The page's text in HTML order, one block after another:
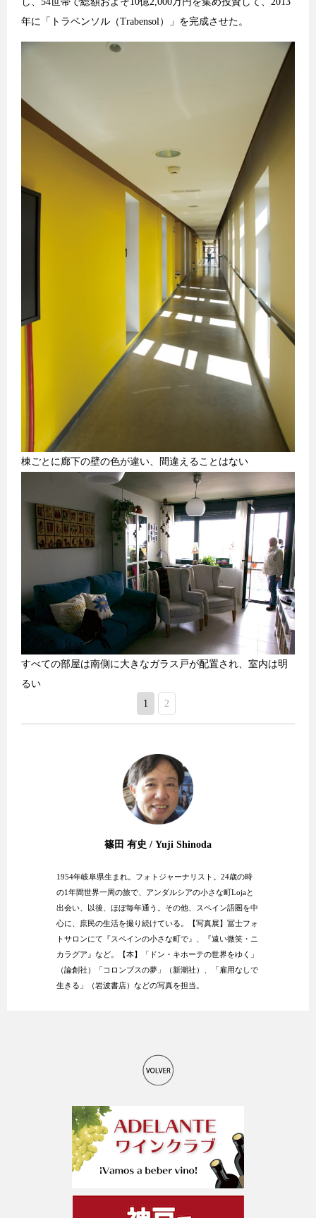
年に「トラベンソル（Trabensol）」を完成させた。
棟ごとに廊下の壁の色が違い、間違えることはない
すべての部屋は南側に大きなガラス戸が配置され、室内は明
るい
1
2
篠田 有史 / Yuji Shinoda
1954年岐阜県生まれ。フォトジャーナリスト。24歳の時
の1年間世界一周の旅で、アンダルシアの小さな町Lojaと
出会い、以後、ほぼ毎年通う。その他、スペイン語圏を中
心に、庶民の生活を撮り続けている。【写真展】冨士フォ
トサロンにて『スペインの小さな町で』、『遠い微笑・ニ
カラグア』など。【本】「ドン・キホーテの世界をゆく」
（論創社）「コロンブスの夢」（新潮社）、「雇用なしで
生きる」（岩波書店）などの写真を担当。